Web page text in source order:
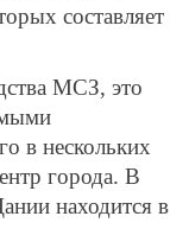
составляет
МСЗ, это
в нескольких
города. В
находится в